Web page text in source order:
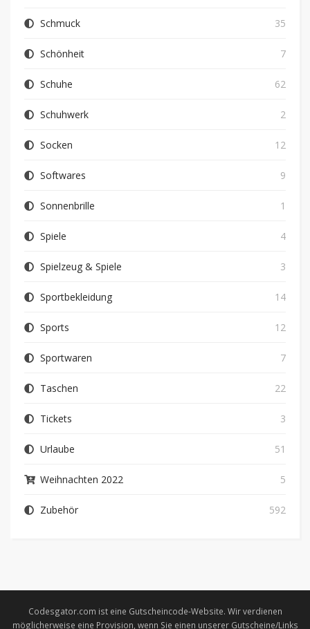
Schmuck 35
Schönheit 7
Schuhe 62
Schuhwerk 2
Socken 12
Softwares 9
Sonnenbrille 1
Spiele 4
Spielzeug & Spiele 3
Sportbekleidung 14
Sports 12
Sportwaren 7
Taschen 22
Tickets 3
Urlaube 51
Weihnachten 2022 5
Zubehör 592
Codesgator.com ist eine Gutscheincode-Website. Wir verdienen
möglicherweise eine Provision, wenn Sie einen unserer Gutscheine/Links